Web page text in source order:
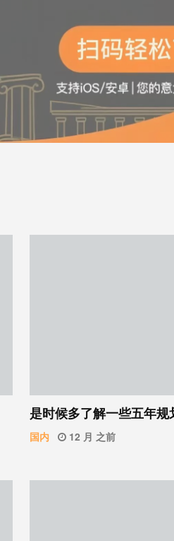
是时候多了解一些五年规
国内 12 月 之前